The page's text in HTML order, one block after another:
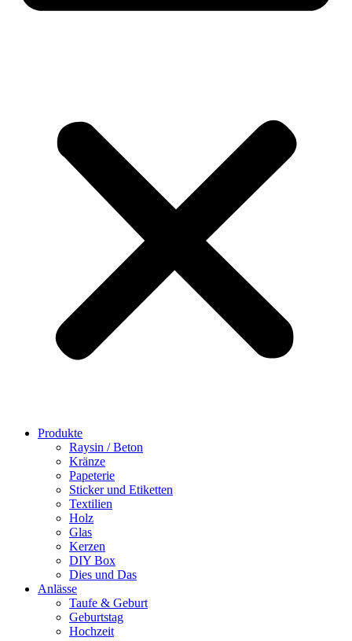
Produkte
Raysin / Beton
Kränze
Papeterie
Sticker und Etiketten
Textilien
Holz
Glas
Kerzen
DIY Box
Dies und Das
Anlässe
Taufe & Geburt
Geburtstag
Hochzeit